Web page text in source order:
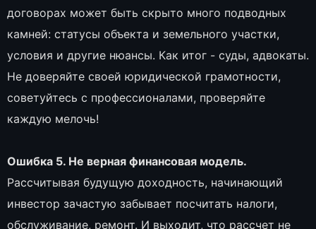
договорах может быть скрыто много подводных
камней: статусы объекта и земельного участки,
условия и другие нюансы. Как итог - суды, адвокаты.
Не доверяйте своей юридической грамотности,
советуйтесь с профессионалами, проверяйте
каждую мелочь!
Ошибка 5. Не верная финансовая модель.
Рассчитывая будущую доходность, начинающий
инвестор зачастую забывает посчитать налоги,
обслуживание, ремонт. И выходит, что рассчет не